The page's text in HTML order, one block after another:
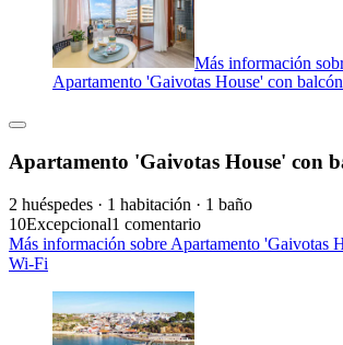
Más información
Apartamento 'Gaivotas House' con
Apartamento 'Gaivotas House' con
2 huéspedes · 1 habitación · 1 baño
10Excepcional1 comentario
Más información sobre Apartamento 'Gaivotas
Wi-Fi